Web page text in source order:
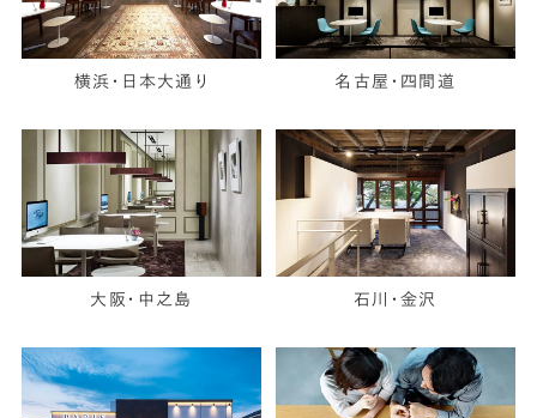
横浜・日本大通り 名古屋・四間道
大阪・中之島 石川・金沢